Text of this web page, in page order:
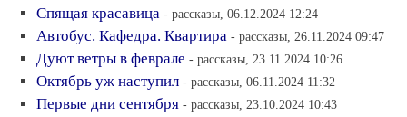
Спящая красавица - рассказы, 06.12.2024 12:24
Автобус. Кафедра. Квартира - рассказы, 26.11.2024 09:47
Дуют ветры в феврале - рассказы, 23.11.2024 10:26
Октябрь уж наступил - рассказы, 06.11.2024 11:32
Первые дни сентября - рассказы, 23.10.2024 10:43